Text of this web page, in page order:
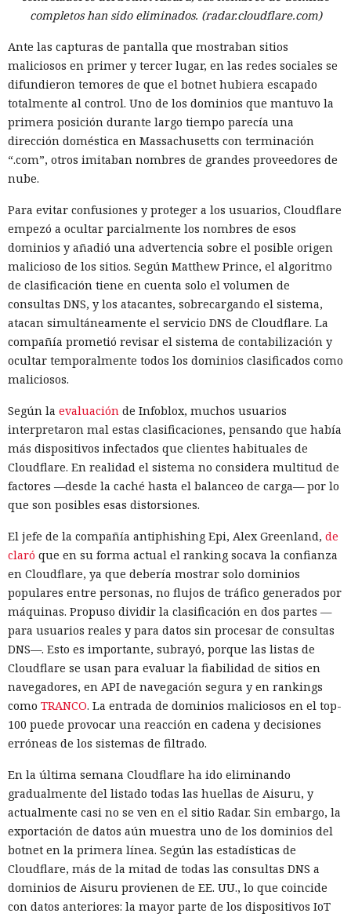
completos han sido eliminados. (radar.cloudflare.com)
Ante las capturas de pantalla que mostraban sitios
maliciosos en primer y tercer lugar, en las redes sociales se
difundieron temores de que el botnet hubiera escapado
totalmente al control. Uno de los dominios que mantuvo la
primera posición durante largo tiempo parecía una
dirección doméstica en Massachusetts con terminación
“.com”, otros imitaban nombres de grandes proveedores de
nube.
Para evitar confusiones y proteger a los usuarios, Cloudflare
empezó a ocultar parcialmente los nombres de esos
dominios y añadió una advertencia sobre el posible origen
malicioso de los sitios. Según Matthew Prince, el algoritmo
de clasificación tiene en cuenta solo el volumen de
consultas DNS, y los atacantes, sobrecargando el sistema,
atacan simultáneamente el servicio DNS de Cloudflare. La
compañía prometió revisar el sistema de contabilización y
ocultar temporalmente todos los dominios clasificados como
maliciosos.
Según la evaluación de Infoblox, muchos usuarios
interpretaron mal estas clasificaciones, pensando que había
más dispositivos infectados que clientes habituales de
Cloudflare. En realidad el sistema no considera multitud de
factores —desde la caché hasta el balanceo de carga— por lo
que son posibles esas distorsiones.
El jefe de la compañía antiphishing Epi, Alex Greenland, de
claró que en su forma actual el ranking socava la confianza
en Cloudflare, ya que debería mostrar solo dominios
populares entre personas, no flujos de tráfico generados por
máquinas. Propuso dividir la clasificación en dos partes —
para usuarios reales y para datos sin procesar de consultas
DNS—. Esto es importante, subrayó, porque las listas de
Cloudflare se usan para evaluar la fiabilidad de sitios en
navegadores, en API de navegación segura y en rankings
como TRANCO. La entrada de dominios maliciosos en el top-
100 puede provocar una reacción en cadena y decisiones
erróneas de los sistemas de filtrado.
En la última semana Cloudflare ha ido eliminando
gradualmente del listado todas las huellas de Aisuru, y
actualmente casi no se ven en el sitio Radar. Sin embargo, la
exportación de datos aún muestra uno de los dominios del
botnet en la primera línea. Según las estadísticas de
Cloudflare, más de la mitad de todas las consultas DNS a
dominios de Aisuru provienen de EE. UU., lo que coincide
con datos anteriores: la mayor parte de los dispositivos IoT